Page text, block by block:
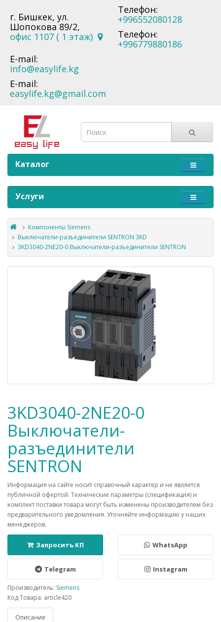
г. Бишкек, ул.
Шопокова 89/2,
офис 1107 ( 1 этаж)
Телефон:
+996552080128
Телефон:
+996779880186
E-mail:
info@easylife.kg
E-mail:
easylife.kg@gmail.com
Каталог
Услуги
Компоненты Siemens
Выключатели-разъединители SENTRON 3KD
3KD3040-2NE20-0 Выключатели-разъединители SENTRON
3KD3040-2NE20-0
Выключатели-
разъединители
SENTRON
Информация на сайте носит справочный характер и не является
публичной офертой. Технические параметры (спецификация) и
комплект поставки товара могут быть изменены производителем без
предварительного уведомления. Уточняйте информацию у наших
менеджеров.
Запросить КП WhatsApp
Telegram Instagram
Производитель: Siemens
Код Товара: article420
Описание